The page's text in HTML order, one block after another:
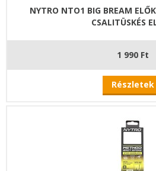
NYTRO NTO1 BIG BREAM
CSALITÜSKÉS
1 990 Ft
Részletek